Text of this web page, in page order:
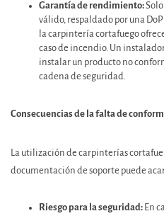
Garantía de rendimiento:
válido, respaldado por una
la carpintería cortafuego
caso de incendio. Un
instalar un producto no
cadena de seguridad.
Consecuencias de la falta de
La utilización de carpinterías
documentación de soporte puede
Riesgo para la seguridad: En